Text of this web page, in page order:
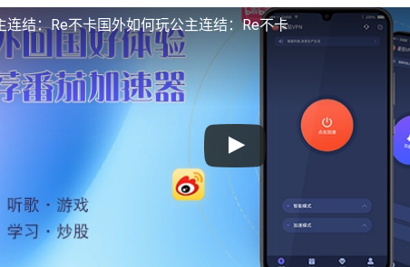
连结：Re不卡国外如何玩公主连结：Re不卡